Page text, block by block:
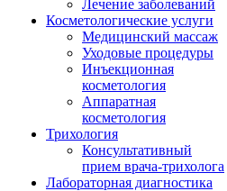
Лечение заболеваний
Косметологические услуги
Медицинский массаж
Уходовые процедуры
Инъекционная
косметология
Аппаратная
косметология
Трихология
Консультативный
прием врача-трихолога
Лабораторная диагностика